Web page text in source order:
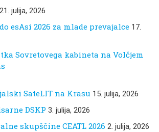
21. julija, 2026
esAsi 2026 za mlade prevajalce 17.
Sovretovega kabineta na Volčjem
SateLIT na Krasu 15. julija, 2026
DSKP 3. julija, 2026
skupščine CEATL 2026 2. julija, 2026